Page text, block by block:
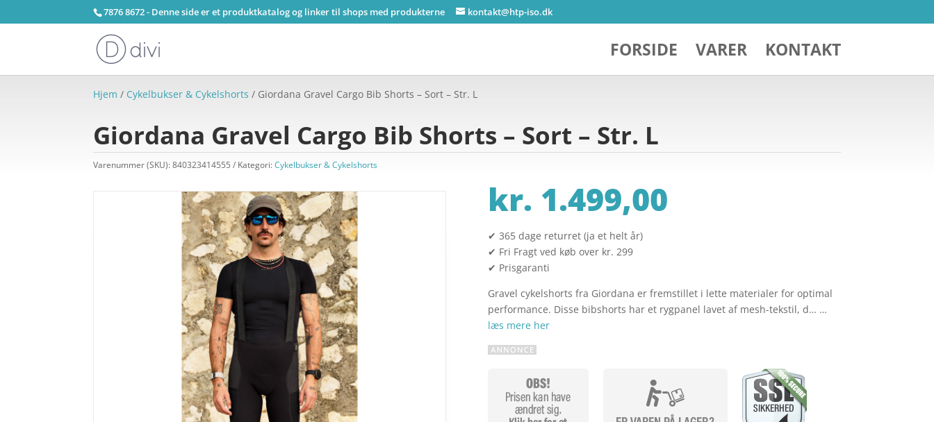
7876 8672 - Denne side er et produktkatalog og linker til shops med produkterne kontakt@htp-iso.dk
FORSIDE VARER KONTAKT
Hjem / Cykelbukser & Cykelshorts / Giordana Gravel Cargo Bib Shorts – Sort – Str. L
Giordana Gravel Cargo Bib Shorts – Sort – Str. L
Varenummer (SKU):840323414555 Kategori:Cykelbukser & Cykelshorts
kr. 1.499,00
✔ 365 dage returret (ja et helt år)
✔ Fri Fragt ved køb over kr. 299
✔ Prisgaranti
Gravel cykelshorts fra Giordana er fremstillet i lette materialer for optimal
performance. Disse bibshorts har et rygpanel lavet af mesh-tekstil, d… …
læs mere her